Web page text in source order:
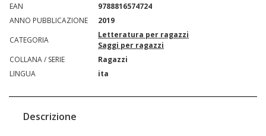
EAN
9788816574724
ANNO PUBBLICAZIONE
2019
CATEGORIA
Letteratura per ragazzi
Saggi per ragazzi
COLLANA / SERIE
Ragazzi
LINGUA
ita
Descrizione